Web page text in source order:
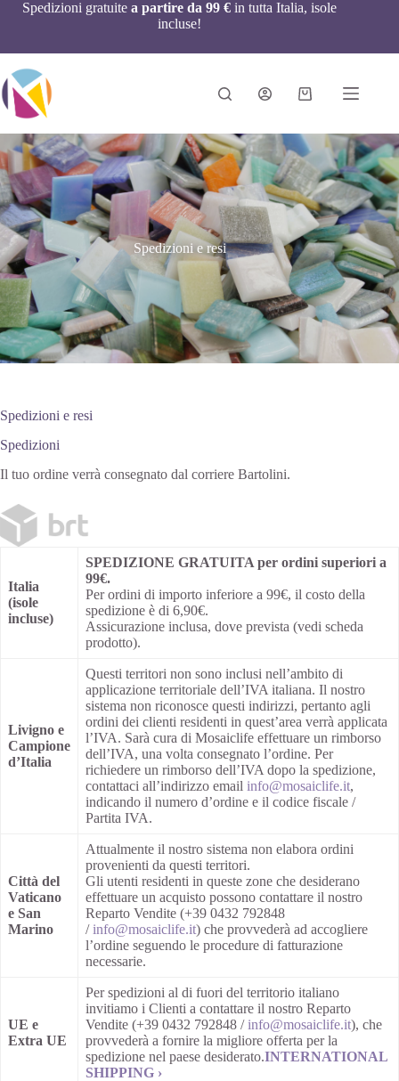
Spedizioni gratuitea partire da 99 € in tutta Italia, isole
incluse!
Spedizioni e resi
Spedizioni e resi
Spedizioni
Il tuo ordine verrà consegnato dal corriere Bartolini.
Italia
(isole
incluse)
SPEDIZIONE GRATUITA per ordini superiori a
99€.
Per ordini di importo inferiore a 99€, il costo della
spedizione è di 6,90€.
Assicurazione inclusa, dove prevista (vedi scheda
prodotto).
Livigno e
Campione
d’Italia
Questi territori non sono inclusi nell’ambito di
applicazione territoriale dell’IVA italiana. Il nostro
sistema non riconosce questi indirizzi, pertanto agli
ordini dei clienti residenti in quest’area verrà applicata
l’IVA. Sarà cura di Mosaiclife effettuare un rimborso
dell’IVA, una volta consegnato l’ordine. Per
richiedere un rimborso dell’IVA dopo la spedizione,
contattaci all’indirizzo email info@mosaiclife.it,
indicando il numero d’ordine e il codice fiscale /
Partita IVA.
Città del
Vaticano
e San
Marino
Attualmente il nostro sistema non elabora ordini
provenienti da questi territori.
Gli utenti residenti in queste zone che desiderano
effettuare un acquisto possono contattare il nostro
Reparto Vendite (+39 0432 792848
/info@mosaiclife.it) che provvederà ad accogliere
l’ordine seguendo le procedure di fatturazione
necessarie.
UE e
Extra UE
Per spedizioni al di fuori del territorio italiano
invitiamo i Clienti a contattare il nostro Reparto
Vendite (+39 0432 792848 /info@mosaiclife.it), che
provvederà a fornire la migliore offerta per la
spedizione nel paese desiderato.INTERNATIONAL
SHIPPING ›